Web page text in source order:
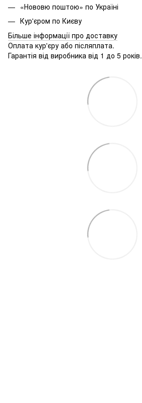
«Нововю поштою» по Україні
Кур'єром по Києву
Більше інформації про доставку
Оплата кур'єру або післяплата.
Гарантія від виробника від 1 до 5 років.